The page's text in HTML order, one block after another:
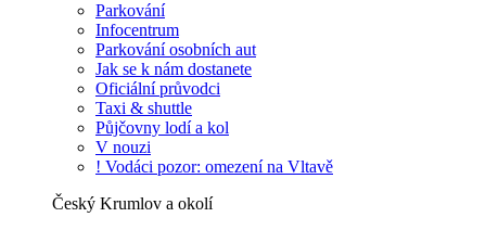
Parkování
Infocentrum
Parkování osobních aut
Jak se k nám dostanete
Oficiální průvodci
Taxi & shuttle
Půjčovny lodí a kol
V nouzi
! Vodáci pozor: omezení na Vltavě
Český Krumlov a okolí